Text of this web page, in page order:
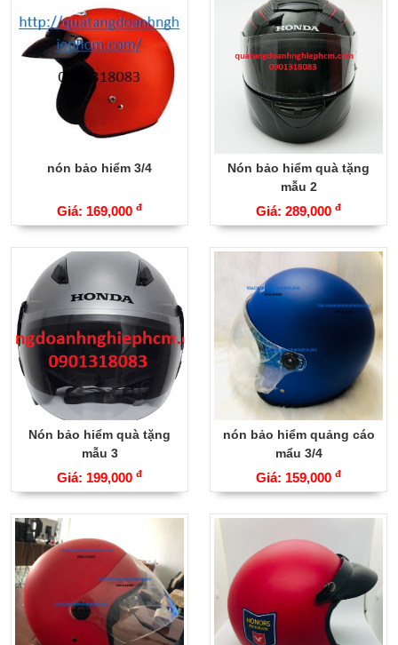
nón bảo hiểm 3/4
Giá: 169,000 đ
Nón bảo hiểm quà tặng
mẫu 2
Giá: 289,000 đ
Nón bảo hiểm quà tặng
mẫu 3
Giá: 199,000 đ
nón bảo hiểm quảng cáo
mẩu 3/4
Giá: 159,000 đ